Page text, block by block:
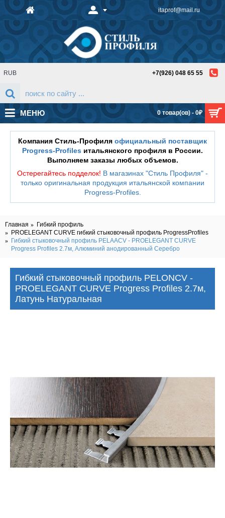
itaprof@mail.ru
0 товар(ов) - 0₽
RUB +7(926) 048 65 55
МЕНЮ
Компания Стиль-Профиля официальный поставщик
Progress-Profiles итальянского профиля в России.
Выполняем заказы любых объемов.
Остерегайтесь подделок! В магазинах "Стиль Профиля" -
только оригинальная продукция итальянской компании
Progress-Profiles.
Главная
Гибкий профиль
PROELEGANT CURVE гибкий стыковочный профиль ProgressProfiles
Гибкий стыковочный профиль PELAACV - PROELEGANT CURVE
Progress Profiles 2.7м, Алюминий анодированный Серебро
Гибкий стыковочный профиль PELONCV -
PROELEGANT CURVE Progress Profiles 2.7м,
Латунь Натуральная